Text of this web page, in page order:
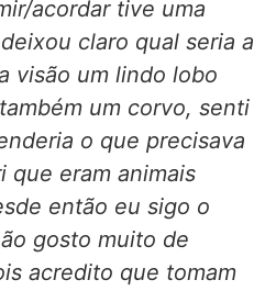
acordar tive uma
claro qual seria a
visão um lindo lobo
um corvo, senti
o que precisava
que eram animais
então eu sigo o
gosto muito de
acredito que tomam